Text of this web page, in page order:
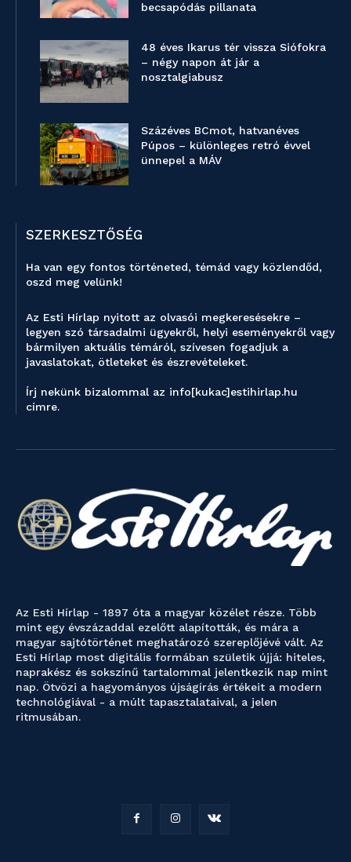
becsapódás pillanata
48 éves Ikarus tér vissza Siófokra
– négy napon át jár a
nosztalgiabusz
Százéves BCmot, hatvanéves
Púpos – különleges retró évvel
ünnepel a MÁV
SZERKESZTŐSÉG
Ha van egy fontos történeted, témád vagy közlendőd,
oszd meg velünk!
Az Esti Hírlap nyitott az olvasói megkeresésekre –
legyen szó társadalmi ügyekről, helyi eseményekről vagy
bármilyen aktuális témáról, szívesen fogadjuk a
javaslatokat, ötleteket és észrevételeket.
Írj nekünk bizalommal az info[kukac]estihirlap.hu
címre.
Az Esti Hírlap - 1897 óta a magyar közélet része. Több
mint egy évszázaddal ezelőtt alapították, és mára a
magyar sajtótörténet meghatározó szereplőjévé vált. Az
Esti Hírlap most digitális formában születik újjá: hiteles,
naprakész és sokszínű tartalommal jelentkezik nap mint
nap. Ötvözi a hagyományos újságírás értékeit a modern
technológiával - a múlt tapasztalataival, a jelen
ritmusában.